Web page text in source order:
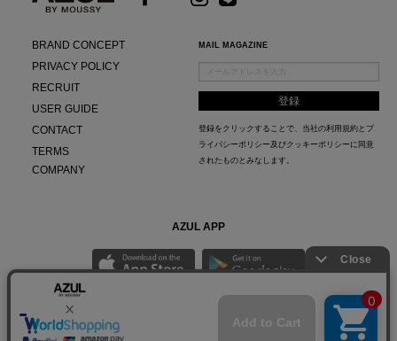
BRAND CONCEPT
PRIVACY POLICY
RECRUIT
USER GUIDE
CONTACT
TERMS
COMPANY
MAIL MAGAZINE
登録をクリックすることで、当社の利用規約と プ
ライバシーポリシー及びクッキーポリシー に同意
されたものとみなします。
AZUL APP
最新ニュースやスタイリング紹介までAZUL BY MOUSSYのお得な情報がいち早くチェック